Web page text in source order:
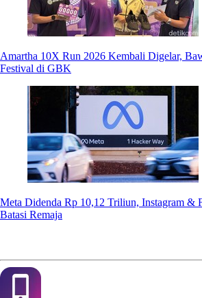
Amartha 10X Run 2026 Kembali Digelar,
Festival di GBK
Meta Didenda Rp 10,12 Triliun, Instagram &
Batasi Remaja